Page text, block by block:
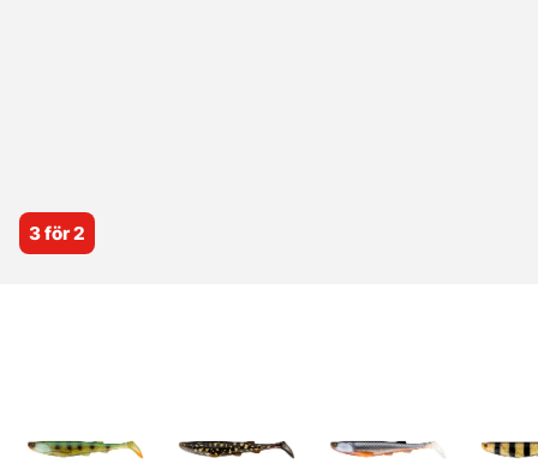
3 för 2